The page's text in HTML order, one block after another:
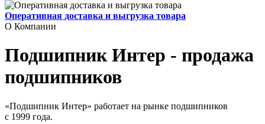
Оперативная доставка и выгрузка товара
О Компании
Подшипник Интер - продажа
подшипников
«Подшипник Интер» работает на рынке подшипников
с 1999 года.